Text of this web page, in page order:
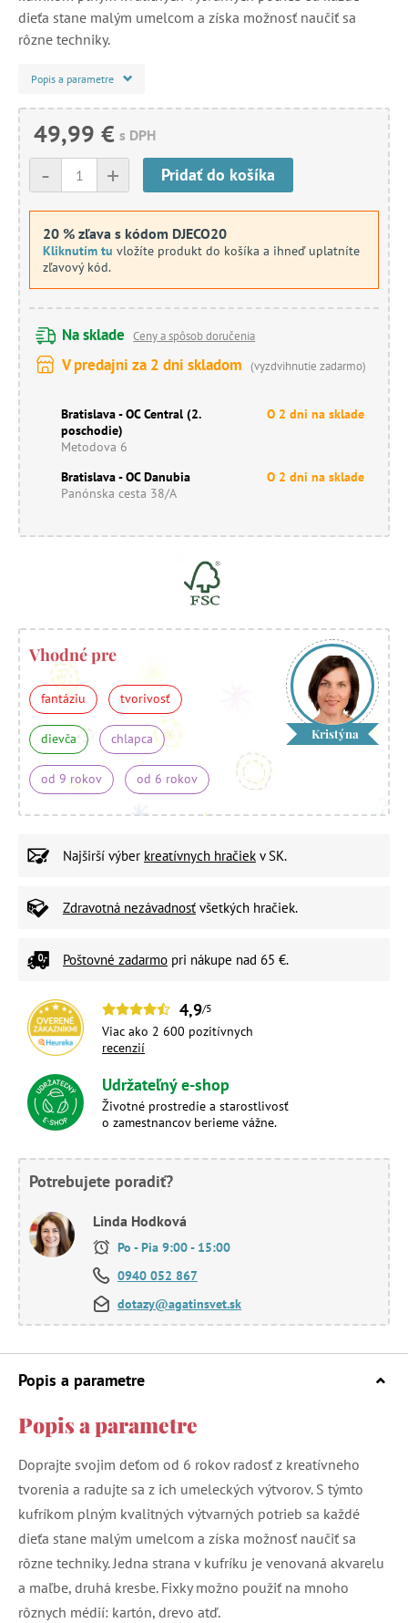
dieťa stane malým umelcom a získa možnosť naučiť sa
rôzne techniky.
Popis a parametre
49,99 € s DPH
+
- Pridať do košíka
20 % zľava s kódom DJECO20
Kliknutím tu vložíte produkt do košíka a ihneď uplatníte
zľavový kód.
Na sklade Ceny a spôsob doručenia
V predajni za 2 dni skladom (vyzdvihnutie zadarmo)
Bratislava - OC Central (2.
poschodie)
Metodova 6
O 2 dni na sklade
Bratislava - OC Danubia
Panónska cesta 38/A
O 2 dni na sklade
Vhodné pre
fantáziu tvorivosť
dievča chlapca
od 9 rokov od 6 rokov
Kristýna
Najširší výber kreatívnych hračiek v SK.
Zdravotná nezávadnosť všetkých hračiek.
Poštovné zadarmo pri nákupe nad 65 €.
4,9/5
Viac ako 2 600 pozitívnych
recenzií
Udržateľný e-shop
Životné prostredie a starostlivosť
o zamestnancov berieme vážne.
Potrebujete poradiť?
Linda Hodková
Po - Pia 9:00 - 15:00
0940 052 867
dotazy@agatinsvet.sk
Popis a parametre
Popis a parametre
Doprajte svojim deťom od 6 rokov radosť z kreatívneho
tvorenia a radujte sa z ich umeleckých výtvorov. S týmto
kufríkom plným kvalitných výtvarných potrieb sa každé
dieťa stane malým umelcom a získa možnosť naučiť sa
rôzne techniky. Jedna strana v kufríku je venovaná akvarelu
a maľbe, druhá kresbe. Fixky možno použiť na mnoho
rôznych médií: kartón, drevo atď.